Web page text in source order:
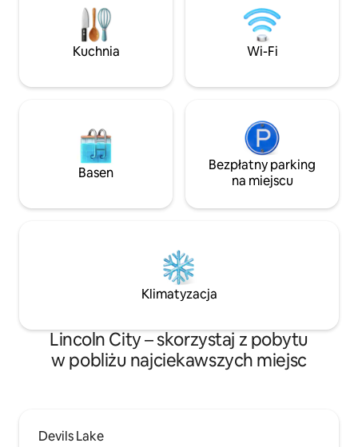
pościel, z dwoma futonami i
ponadwymiarowymi podkładkami Paco
(twarde), zalecamy zabranie
dodatkowych koców do wyściełania i na
The Snug Harbor.
spodoba Ci się
samo jak nam!!! ***Należy pamiętać, że
nasze mieszkanie
Kuchnia Wi-Fi
Basen
Bezpłatny parking
na miejscu
Klimatyzacja
Lincoln City – skorzystaj z pobytu
w pobliżu najciekawszych miejsc
Devils Lake